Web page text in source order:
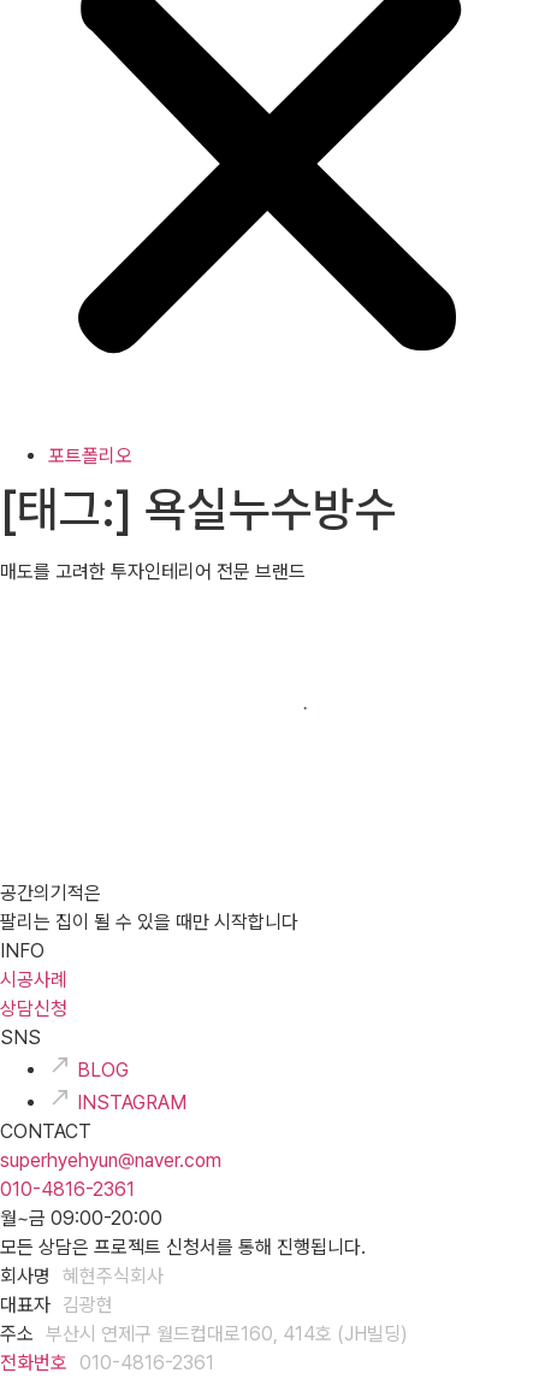
포트폴리오
[태그:] 욕실누수방수
매도를 고려한 투자인테리어 전문 브랜드
공간의기적은
팔리는 집이 될 수 있을 때만 시작합니다
INFO
시공사례
상담신청
SNS
BLOG
INSTAGRAM
CONTACT
superhyehyun@naver.com
010-4816-2361
월~금 09:00-20:00
모든 상담은 프로젝트 신청서를 통해 진행됩니다.
회사명
혜현주식회사
대표자 김광현
주소 부산시 연제구 월드컵대로160, 414호 (JH빌딩)
전화번호
010-4816-2361